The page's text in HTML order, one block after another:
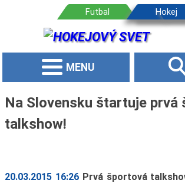
MENU
Na Slovensku štartuje prvá
talkshow!
20.03.2015 16:26 Prvá športová